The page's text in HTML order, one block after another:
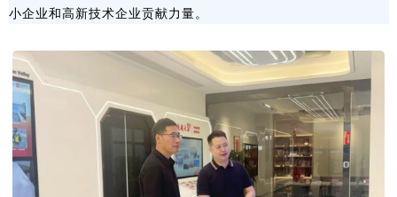
小企业和高新技术企业贡献力量。